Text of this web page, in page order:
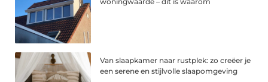
Van slaapkamer naar rustplek: zo creëer je
een serene en stijlvolle slaapomgeving